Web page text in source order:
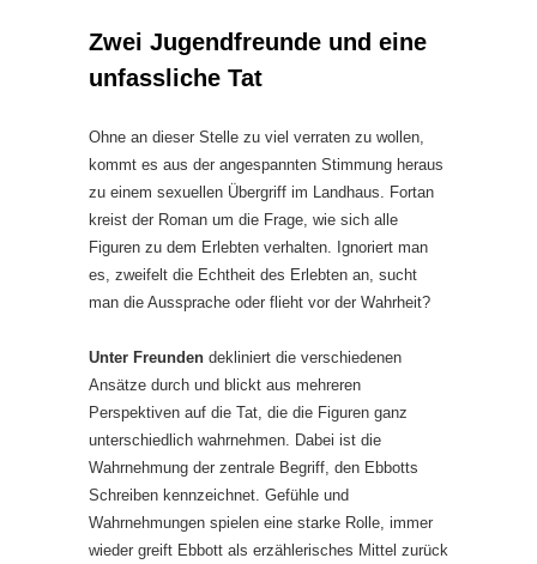
Zwei Jugendfreunde und eine
unfassliche Tat
Ohne an dieser Stelle zu viel verraten zu wollen,
kommt es aus der angespannten Stimmung heraus
zu einem sexuellen Übergriff im Landhaus. Fortan
kreist der Roman um die Frage, wie sich alle
Figuren zu dem Erlebten verhalten. Ignoriert man
es, zweifelt die Echtheit des Erlebten an, sucht
man die Aussprache oder flieht vor der Wahrheit?
Unter Freunden dekliniert die verschiedenen
Ansätze durch und blickt aus mehreren
Perspektiven auf die Tat, die die Figuren ganz
unterschiedlich wahrnehmen. Dabei ist die
Wahrnehmung der zentrale Begriff, den Ebbotts
Schreiben kennzeichnet. Gefühle und
Wahrnehmungen spielen eine starke Rolle, immer
wieder greift Ebbott als erzählerisches Mittel zurück